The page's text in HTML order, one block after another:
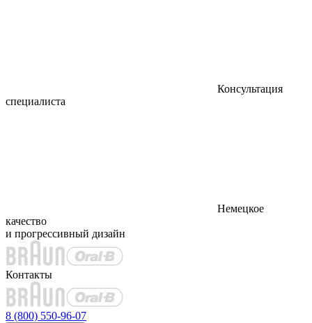
Консультация
специалиста
Немецкое
качество
и прогрессивный дизайн
Контакты
8 (800) 550-96-07